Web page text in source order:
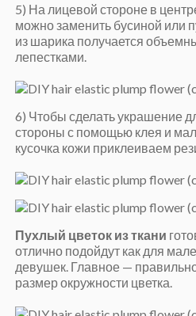
5) На лицевой стороне в
можно заменить бусиной или
из шарика получается
лепестками.
6) Чтобы сделать украшение
стороны с помощью клея и
кусочка кожи приклеиваем
Пухлый цветок из ткани
отлично подойдут как для
девушек. Главное —
размер окружности цветка.